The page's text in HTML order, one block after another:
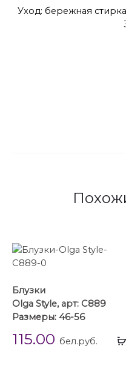
Уход: бережная
Блузки
Olga Style, арт: С889
Размеры: 46-56
115.00 бел.руб.